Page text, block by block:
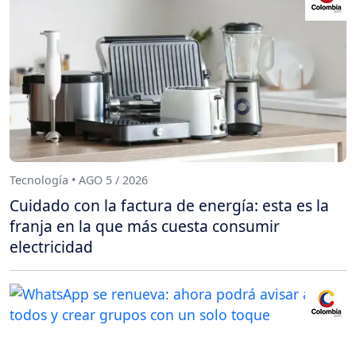
Tecnología • AGO 5 / 2026
Cuidado con la factura de energía: esta es la
franja en la que más cuesta consumir
electricidad